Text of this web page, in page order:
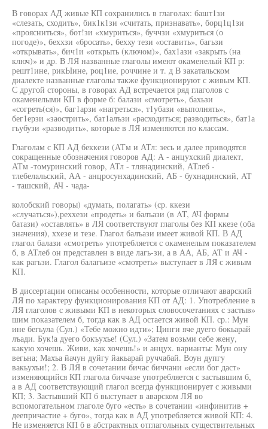
В говорах АД живые КП сохранились в глаголах: башт1зи
«слезать, сходить», бик1к1зи «считать, признавать», борц1ц1зи
«проясниться», бот!зи «хмуриться», буччзи «хмуриться (о
погоде)», беххзи «бросать», бехху тези «оставить», багьзи
«открывать», бич1и «открыть (ключом)», бах1ази «закрыть (на
ключ)» и др. В ЛЯ названные глаголы имеют окаменелый КП р:
решт1ине, рикЫине, роц1ие, роччине и т. д В закатальском
диалекте названные глаголы также функционируют с живым КП.
С другой стороны, в говорах АД встречается ряд глаголов с
окаменелыми КП в форме б: балази «смотреть», бахьзи
«согреть(ся)», баг1арзи «нагреться», т1убази «выполнять»,
бег1ерзи «заострить», бат1алъзи «расходиться; разводиться», бат1а
гьубузи «разводить», которые в ЛЯ изменяются по классам.
Глаголам с КП АД беккези (АТм и АТл: зесь и далее приводятся
сокращенные обозначения говоров АД: А - анцухский диалект,
АТм -томуринский говор, АТл - тлянадинский, АТлеб -
тлебелaльский, АА - анцросунхадинский, АБ - бухнадинский, AT
- ташский, АЧ - чада-
колобский говоры) «думать, полагать» (ср. ккези
«случаться»),реххези «продеть» и балъази (в AT, АЧ формы
батази) «оставлять» в ЛЯ соответствуют глаголы без КП ккезе (оба
значения), ххезе и тезе. Глагол балъази имеет живой КП. В АД
глагол балази «смотреть» употребляется с окаменелым показателем
б, в АТлеб он представлен в виде лагь-зи, а в АА, АБ, AT и АЧ -
как рагьзи. Глагол балагьизе «смотреть» выступает в ЛЯ с живым
КП.
В диссертации описаны особенности, которые отличают аварский
ЛЯ по характеру функционирования КП от АД: 1. Употребление в
ЛЯ глаголов с живыми КП в некоторых словосочетаниях с застыв»
шим показателем б, тогда как в АД остается живой КП. ср.: Мун
ине бегьула (Сул.) «Тебе можно идти»; Цинги яче дуего бокьарай
лъади. Бук!а дуего бокъухъе! (Сул.) «Затем возьми себе жену,
какую хочешь. Живи, как хочешь!» и анцух. варианты: Мун ону
вегьна; Махъа йачун дуйгу йакьарай руччабай. Воун дупгу
вакьухъи!; 2. В ЛЯ в сочетании бичас биччани «если бог даст»
изменяющийся КП глагола биччазе употребляется с застывшим б,
а в АД соответствующий глагол всегда функционирует с живыми
КП; 3. Застывший КП б выступает в аварском ЛЯ во
вспомогательном глаголе буго «есть» в сочетании «инфинитив +
деепричастие + буго», тогда как в АД употребляется живой КП: 4.
Не изменяется КП б в абстрактных отглагольных существительных